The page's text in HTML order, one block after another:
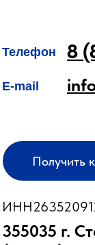
8
Получить
355035 г.
Телефон
E-mail